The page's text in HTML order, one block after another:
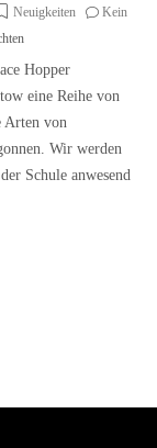
Neuigkeiten
Kein
Hopper
eine Reihe von
Arten von
Wir werden
Schule anwesend